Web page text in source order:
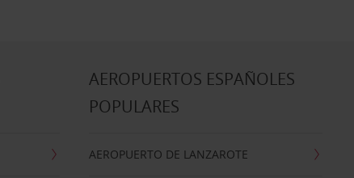
AEROPUERTOS ESPAÑOLES
POPULARES
AEROPUERTO DE LANZAROTE